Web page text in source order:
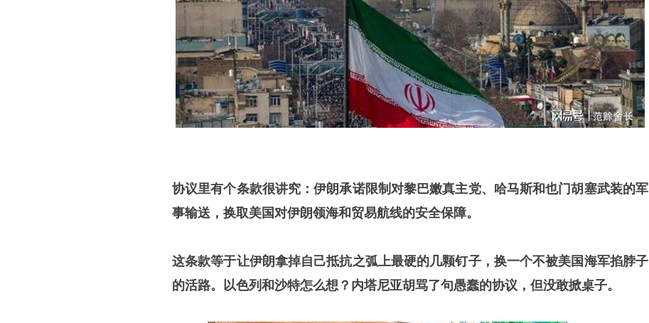
协议里有个条款很讲究：伊朗承诺限制对黎巴嫩真主党、哈马斯和也门胡塞武装的军
事输送，换取美国对伊朗领海和贸易航线的安全保障。
这条款等于让伊朗拿掉自己抵抗之弧上最硬的几颗钉子，换一个不被美国海军掐脖子
的活路。以色列和沙特怎么想？内塔尼亚胡骂了句愚蠢的协议，但没敢掀桌子。